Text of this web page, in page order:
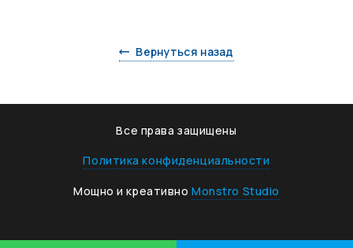
Вернуться назад
Все права защищены
Политика конфиденциальности
Мощно и креативноMonstro Studio